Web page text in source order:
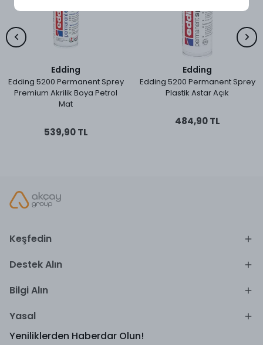
Edding
Edding 5200 Permanent Sprey
Premium Akrilik Boya Petrol
Mat
539,90 TL
Edding
Edding 5200 Permanent Sprey
Plastik Astar Açık
484,90 TL
Keşfedin
Destek Alın
Bilgi Alın
Yasal
Yeniliklerden Haberdar Olun!